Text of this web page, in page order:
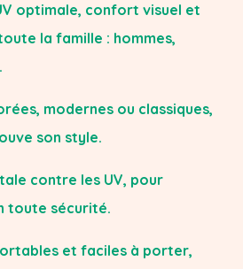
optimale, confort visuel et
la famille : hommes,
modernes ou classiques,
son style.
contre les UV, pour
toute sécurité.
et faciles à porter,